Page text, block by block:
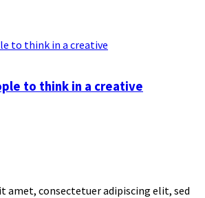
to think in a creative
amet, consectetuer adipiscing elit, sed